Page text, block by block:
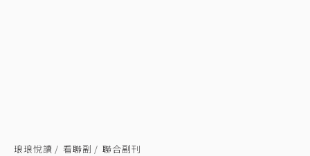
琅琅悅讀 看聯副 聯合副刊